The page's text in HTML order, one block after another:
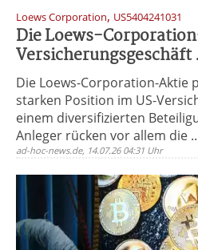
Loews Corporation, US5404241031
Die Loews-
Versicherungsgeschäft
Die Loews-Corporation-Aktie
starken Position im US-
einem diversifizierten
Anleger rücken vor allem die
ad-hoc-news.de, 14.07.26 04:31 Uhr